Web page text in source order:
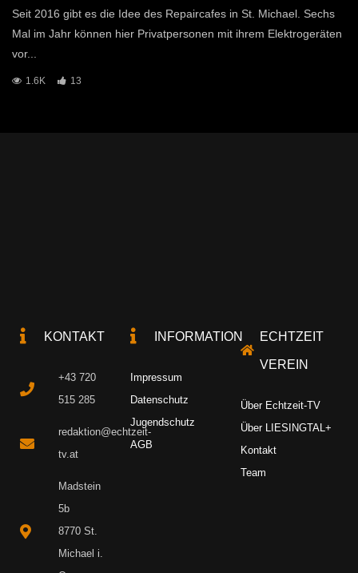
Seit 2016 gibt es die Idee des Repaircafes in St. Michael. Sechs
Mal im Jahr können hier Privatpersonen mit ihrem Elektrogeräten
vor...
1.6K 13
KONTAKT
+43 720
515 285
redaktion@echtzeit-
tv.at
Madstein
5b
8770 St.
Michael i.
INFORMATION
Impressum
Datenschutz
Jugendschutz
AGB
ECHTZEIT
VEREIN
Über Echtzeit-TV
Über LIESINGTAL+
Kontakt
Team